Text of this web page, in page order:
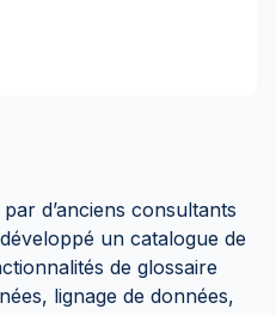
d’anciens consultants
un catalogue de
de glossaire
lignage de données,